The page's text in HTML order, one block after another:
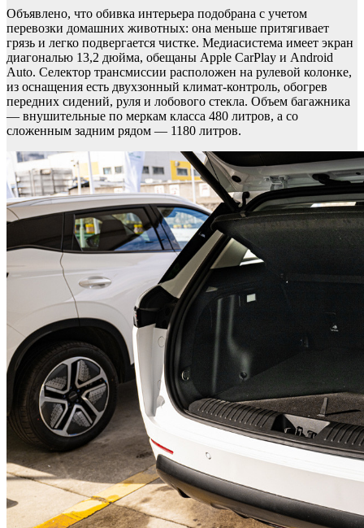
Объявлено, что обивка интерьера подобрана с учетом
перевозки домашних животных: она меньше притягивает
грязь и легко подвергается чистке. Медиасистема имеет экран
диагональю 13,2 дюйма, обещаны Apple CarPlay и Android
Auto. Селектор трансмиссии расположен на рулевой колонке,
из оснащения есть двухзонный климат-контроль, обогрев
передних сидений, руля и лобового стекла. Объем багажника
— внушительные по меркам класса 480 литров, а со
сложенным задним рядом — 1180 литров.